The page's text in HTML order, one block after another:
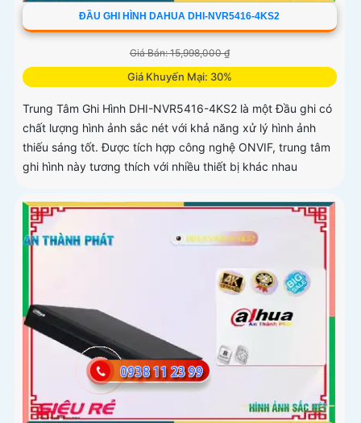
ĐẦU GHI HÌNH DAHUA DHI-NVR5416-4KS2
Giá Bán: 15,998,000 ₫
Giá Khuyến Mại: 30%
Trung Tâm Ghi Hình DHI-NVR5416-4KS2 là một Đầu ghi có
chất lượng hình ảnh sắc nét với khả năng xử lý hình ảnh
thiếu sáng tốt. Được tích hợp công nghệ ONVIF, trung tâm
ghi hình này tương thích với nhiều thiết bị khác nhau